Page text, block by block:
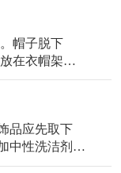
帽子脱下
在衣帽架
重物，以免
的里外会沾
。 帽衬可以
上的汗污受
上的灰要经
油垢， 可用